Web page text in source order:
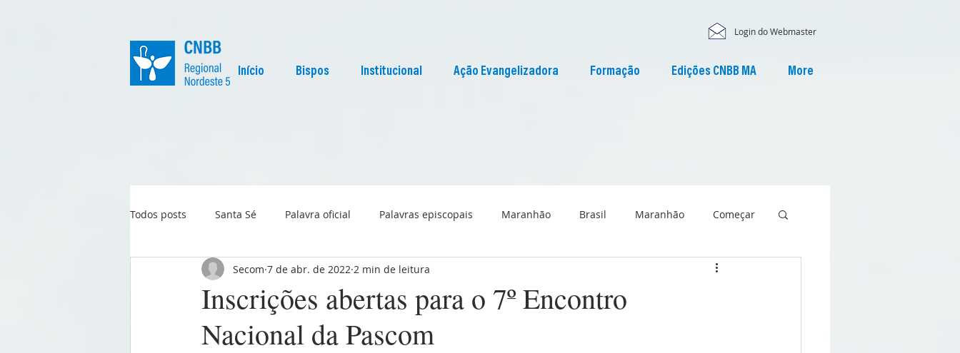
Login do Webmaster
Início Bispos Institucional Ação Evangelizadora Formação Edições CNBB MA More
Todos posts Santa Sé Palavra oficial Palavras episcopais Maranhão Brasil Maranhão Começar
Igreja no Mundo Liturgia Pascom Maranhão
Inscrições abertas para o 7º Encontro
Nacional da Pascom
Secom 7 de abr. de 2022 2 min de leitura